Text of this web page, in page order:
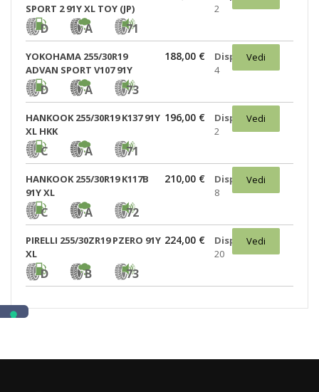
SPORT 2 91Y XL TOY (JP)
D A 71
2
YOKOHAMA 255/30R19
ADVAN SPORT V107 91Y
D A 73
188,00 €
Disponibili:
4
Vedi
HANKOOK 255/30R19 K137 91Y
XL HKK
C A 71
196,00 €
Disponibili:
2
Vedi
HANKOOK 255/30R19 K117B
91Y XL
C A 72
210,00 €
Disponibili:
8
Vedi
PIRELLI 255/30ZR19 PZERO 91Y
XL
D B 73
224,00 €
Disponibili:
20
Vedi